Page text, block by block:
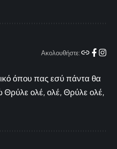
Ακολουθήστε:
όπου πας εσύ πάντα θα
ολέ, ολέ, Θρύλε ολέ,